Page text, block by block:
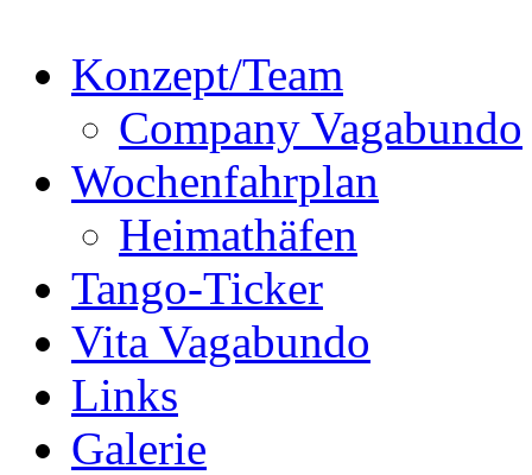
Konzept/Team
Company Vagabundo
Wochenfahrplan
Heimathäfen
Tango-Ticker
Vita Vagabundo
Links
Galerie